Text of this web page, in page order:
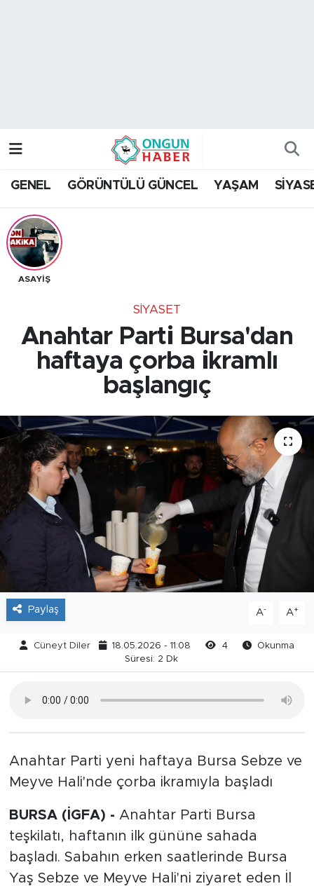
GENEL GÖRÜNTÜLÜ GÜNCEL YAŞAM
ASAYİŞ
SİYASET
Anahtar Parti Bursa'dan
haftaya çorba ikramlı
başlangıç
Paylaş A- A+
Cüneyt Diler 18.05.2026 - 11:08 4
Okunma
Süresi: 2 Dk
Anahtar Parti yeni haftaya Bursa Sebze ve
Meyve Hali'nde çorba ikramıyla başladı
BURSA (İGFA) - Anahtar Parti Bursa
teşkilatı, haftanın ilk gününe sahada
başladı. Sabahın erken saatlerinde Bursa
Yaş Sebze ve Meyve Hali'ni ziyaret eden İl
Trafik Durumu
Tüm Manşetler
Son Dakika Haberleri